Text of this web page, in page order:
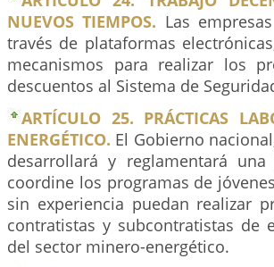
NUEVOS TIEMPOS. Las
través de plataformas
mecanismos para realizar los
descuentos al Sistema de
ARTÍCULO 25. PRÁCTICAS
ENERGÉTICO. El Gobierno
desarrollará y reglamentará
coordine los programas de
sin experiencia puedan realizar
contratistas y subcontratistas de
del sector minero-energético.